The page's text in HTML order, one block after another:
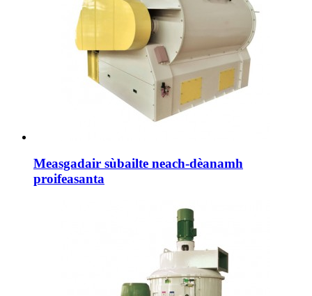
Measgadair sùbailte neach-dèanamh
proifeasanta